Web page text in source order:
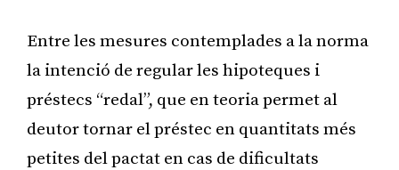
Entre les mesures contemplades a la norma
la intenció de regular les hipoteques i
préstecs “redal”, que en teoria permet al
deutor tornar el préstec en quantitats més
petites del pactat en cas de dificultats